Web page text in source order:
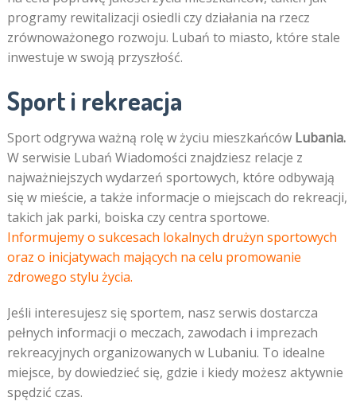
programy rewitalizacji osiedli czy działania na rzecz
zrównoważonego rozwoju. Lubań to miasto, które stale
inwestuje w swoją przyszłość.
Sport i rekreacja
Sport odgrywa ważną rolę w życiu mieszkańców Lubania.
W serwisie Lubań Wiadomości znajdziesz relacje z
najważniejszych wydarzeń sportowych, które odbywają
się w mieście, a także informacje o miejscach do rekreacji,
takich jak parki, boiska czy centra sportowe.
Informujemy o sukcesach lokalnych drużyn sportowych
oraz o inicjatywach mających na celu promowanie
zdrowego stylu życia.
Jeśli interesujesz się sportem, nasz serwis dostarcza
pełnych informacji o meczach, zawodach i imprezach
rekreacyjnych organizowanych w Lubaniu. To idealne
miejsce, by dowiedzieć się, gdzie i kiedy możesz aktywnie
spędzić czas.